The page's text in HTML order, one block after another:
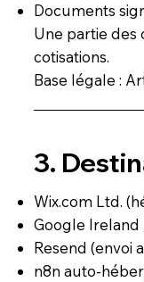
Documents
Une partie des
cotisations.
Base légale :
3.
Wix.com Ltd.
Google Ireland
Resend (envoi
n8n auto-